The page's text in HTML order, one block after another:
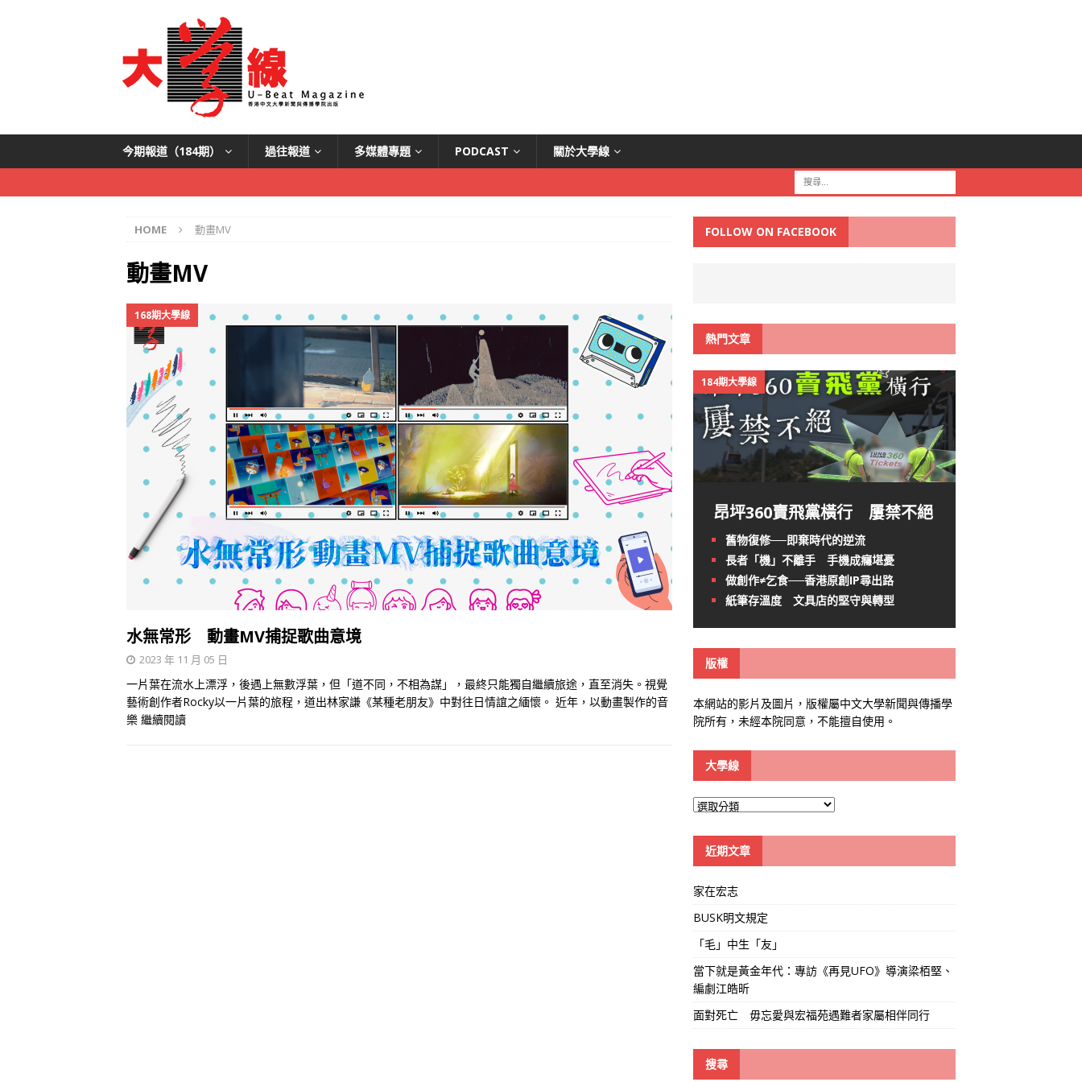
今期報道（184期） 過往報道 多媒體專題 PODCAST 關於大學線
HOME 動畫MV
動畫MV
168期大學線
水無常形 動畫MV捕捉歌曲意境
2023 年 11 月 05 日
一片葉在流水上漂浮，後遇上無數浮葉，但「道不同，不相為謀」，最終只能獨自繼續旅途，直至消失。視覺
藝術創作者Rocky以一片葉的旅程，道出林家謙《某種老朋友》中對往日情誼之緬懷。 近年，以動畫製作的音
樂 繼續閱讀
FOLLOW ON FACEBOOK
熱門文章
184期大學線
昂坪360賣飛黨橫行 屢禁不絕
舊物復修──即棄時代的逆流
長者「機」不離手 手機成癮堪憂
做創作≠乞食──香港原創IP尋出路
紙筆存溫度 文具店的堅守與轉型
版權
本網站的影片及圖片，版權屬中文大學新聞與傳播學
院所有，未經本院同意，不能擅自使用。
大學線
大
線
近期文章
家在宏志
BUSK明文規定
「毛」中生「友」
當下就是黃金年代：專訪《再見UFO》導演梁栢堅、
編劇江皓昕
面對死亡 毋忘愛與宏福苑遇難者家屬相伴同行
搜尋